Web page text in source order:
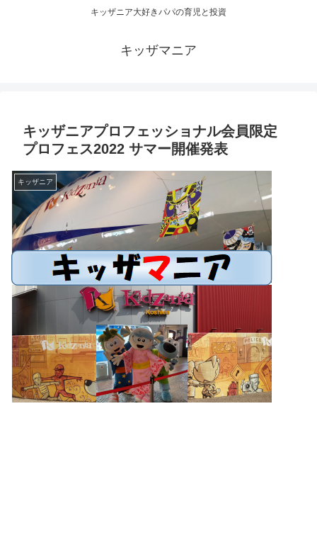
キッザニア大好きパパの育児と投資
キッザマニア
キッザニアプロフェッショナル会員限定
プロフェス2022 サマー開催発表
キッザニア